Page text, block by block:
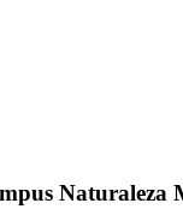
Naturaleza